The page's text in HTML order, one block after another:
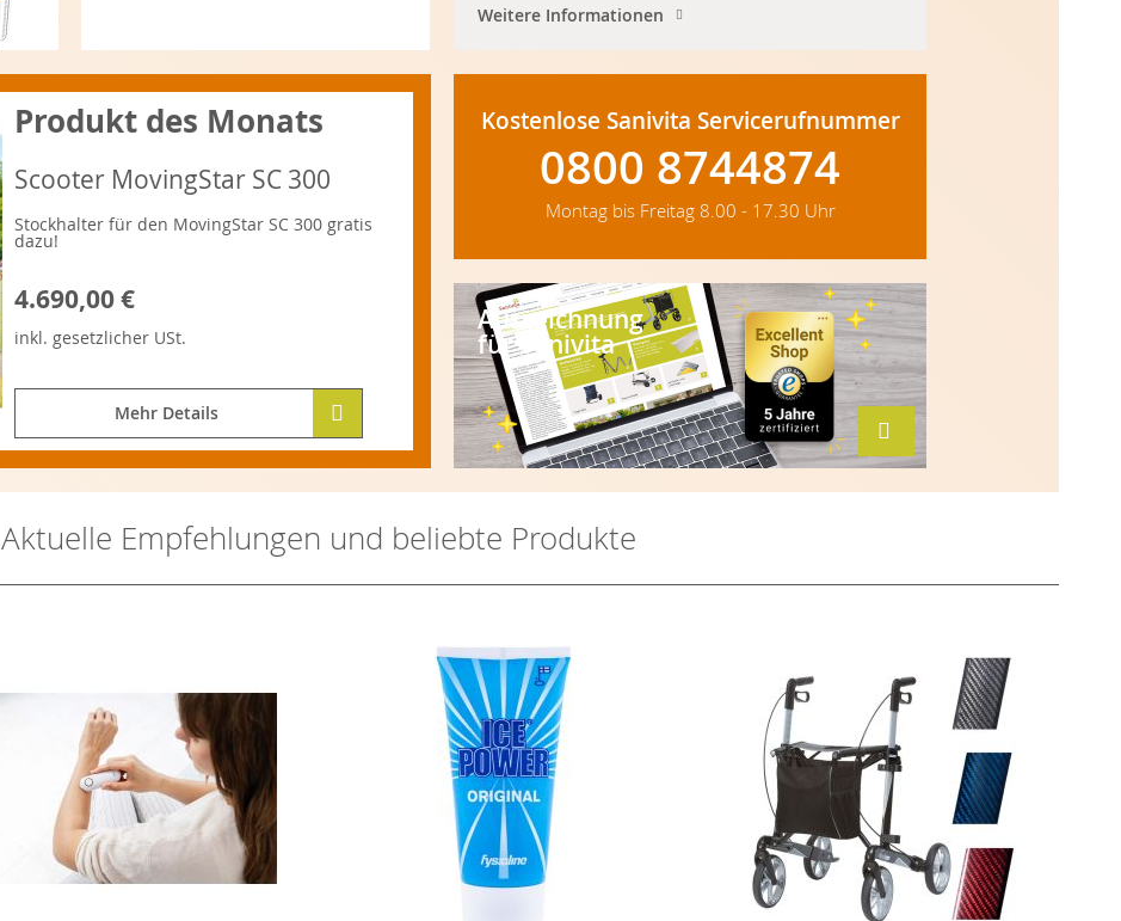
Weitere Informationen
Produkt des Monats
Scooter MovingStar SC 300
Stockhalter für den MovingStar SC 300 gratis
dazu!
4.690,00 €
inkl. gesetzlicherUSt.
Mehr Details
Kostenlose Sanivita Servicerufnummer
0800 8744874
Montag bis Freitag 8.00 - 17.30 Uhr
Auszeichnung
für Sanivita
Aktuelle Empfehlungen und beliebte Produkte